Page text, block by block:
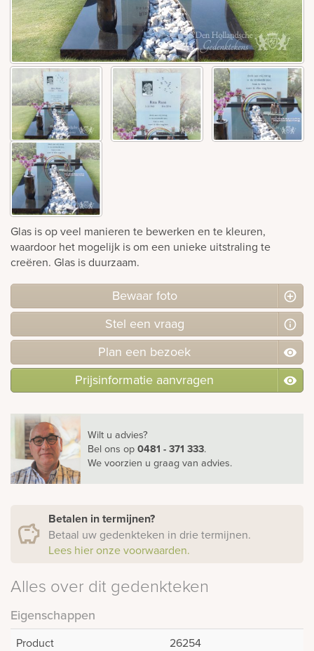
Bekijk
ook:
Glas is op veel manieren te bewerken en te kleuren,
waardoor het mogelijk is om een unieke uitstraling te
creëren. Glas is duurzaam.
Bewaar foto
Stel een vraag
Plan een bezoek
Prijsinformatie aanvragen
Wilt u advies?
Bel ons op0481 - 371 333.
We voorzien u graag van advies.
Betalen in termijnen?
Betaal uw gedenkteken in drie termijnen.
Lees hier onze voorwaarden.
Alles over dit gedenkteken
Eigenschappen
Product
26254